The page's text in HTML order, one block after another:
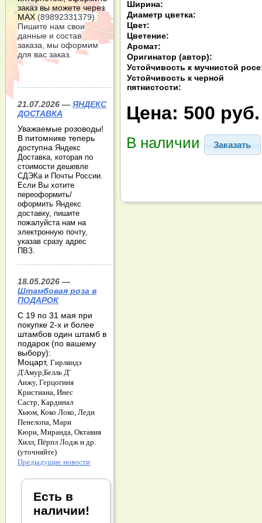
Ширина:
Диаметр цветка:
Цвет:
Цветение:
Аромат:
Оригинатор (автор):
Устойчивость к мучнистой
Устойчивость к черной
пятнистости:
Цена: 500 руб.
В наличии Заказать
заказ вы можете через
МАХ (89892331379).
Пишите нам свои
данные и состав
заказа, мы оформим
для вас заказ.
21.07.2026 —ЯНДЕКС
ДОСТАВКА
Уважаемые розоводы!
В питомнике теперь
доступнаЯндекс
Доставка, которая по
стоимости дешевле
СДЭКа и Почты России.
Если Вы хотите
переоформить/
оформить Яндекс
доставку, пишите
пожалуйста нам на
электронную почту,
указав сразу адрес
ПВЗ.
18.05.2026 —
Штамбовая роза в
ПОДАРОК
С 19 по 31 мая при
покупке 2-х и более
штамбов один штамб в
подарок (по вашему
выбору):
Моцарт,Гирляндэ
Д'Амур,Белль Д'
Анжу,Герцогиня
Кристиана,Инес
Састр,Кардинал
Хьюм,Коко Локо,Леди
Пенелопа,Мари
Кюри,Миранда,Октавия
Хилл,Пёрпл Лодж и др.
(уточняйте)
Предыдущие новости
Есть в
наличии!